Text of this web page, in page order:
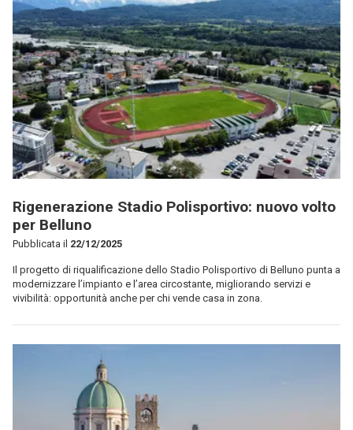
Rigenerazione Stadio Polisportivo: nuovo volto
per Belluno
Pubblicata il 22/12/2025
Il progetto di riqualificazione dello Stadio Polisportivo di Belluno punta a
modernizzare l’impianto e l’area circostante, migliorando servizi e
vivibilità: opportunità anche per chi vende casa in zona.